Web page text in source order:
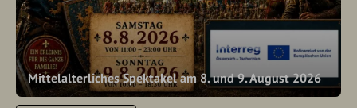
Mittelalterliches Spektakel am 8. und 9. August 2026